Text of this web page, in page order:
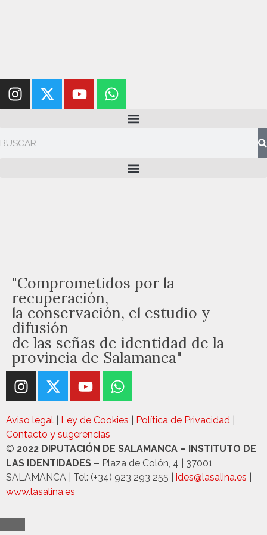
"Comprometidos por la
recuperación,
la conservación, el estudio y
difusión
de las señas de identidad de la
provincia de Salamanca"
Aviso legal Ley de Cookies Política de Privacidad
Contacto y sugerencias
© 2022 DIPUTACIÓN DE SALAMANCA – INSTITUTO DE
LAS IDENTIDADES – Plaza de Colón, 4 | 37001
SALAMANCA | Tel: (+34) 923 293 255 | ides@lasalina.es
www.lasalina.es